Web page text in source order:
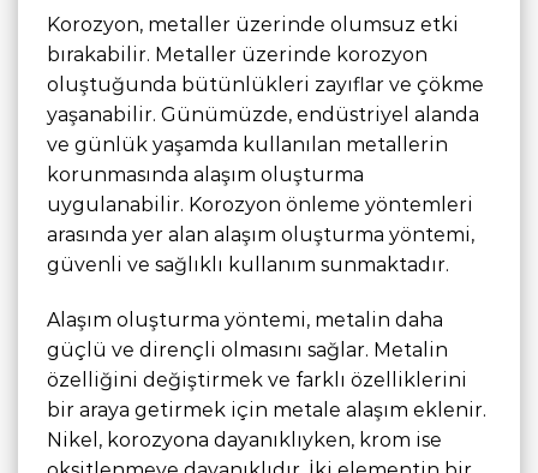
Korozyon, metaller üzerinde olumsuz etki
bırakabilir. Metaller üzerinde korozyon
oluştuğunda bütünlükleri zayıflar ve çökme
yaşanabilir. Günümüzde, endüstriyel alanda
ve günlük yaşamda kullanılan metallerin
korunmasında alaşım oluşturma
uygulanabilir. Korozyon önleme yöntemleri
arasında yer alan alaşım oluşturma yöntemi,
güvenli ve sağlıklı kullanım sunmaktadır.
Alaşım oluşturma yöntemi, metalin daha
güçlü ve dirençli olmasını sağlar. Metalin
özelliğini değiştirmek ve farklı özelliklerini
bir araya getirmek için metale alaşım eklenir.
Nikel, korozyona dayanıklıyken, krom ise